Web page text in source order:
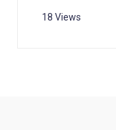
18 Views